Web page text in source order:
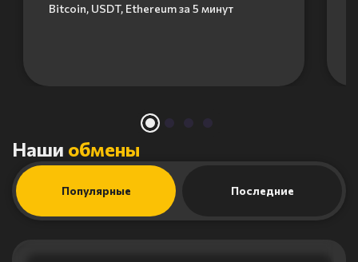
Bitcoin, USDT, Ethereum за 5 минут
Наши обмены
Популярные Последние